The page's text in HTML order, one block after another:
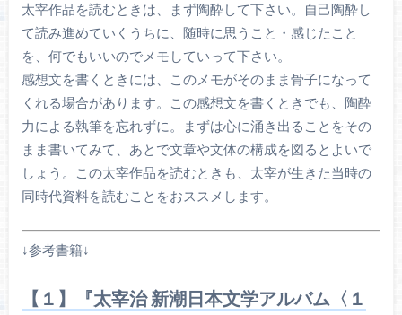
太宰作品を読むときは、まず陶酔して下さい。自己陶酔し
て読み進めていくうちに、随時に思うこと・感じたこと
を、何でもいいのでメモしていって下さい。
感想文を書くときには、このメモがそのまま骨子になって
くれる場合があります。この感想文を書くときでも、陶酔
力による執筆を忘れずに。まずは心に涌き出ることをその
まま書いてみて、あとで文章や文体の構成を図るとよいで
しょう。この太宰作品を読むときも、太宰が生きた当時の
同時代資料を読むことをおススメします。
↓参考書籍↓
【１】『太宰治 新潮日本文学アルバム〈１